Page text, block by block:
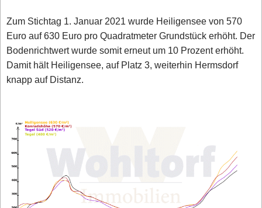
Zum Stichtag 1. Januar 2021 wurde Heiligensee von 570
Euro auf 630 Euro pro Quadratmeter Grundstück erhöht. Der
Bodenrichtwert wurde somit erneut um 10 Prozent erhöht.
Damit hält Heiligensee, auf Platz 3, weiterhin Hermsdorf
knapp auf Distanz.